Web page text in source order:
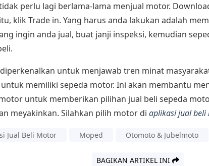
perlu lagi berlama-lama menjual motor.
klik Trade in. Yang harus anda lakukan adalah
ingin anda jual, buat janji inspeksi, kemudian
diperkenalkan untuk menjawab tren minat
memiliki sepeda motor. Ini akan membantu
untuk memberikan pilihan jual beli sepeda
meyakinkan. Silahkan pilih motor di aplikasi jual beli
Jual Beli Motor Moped Otomoto & Jubelmoto
BAGIKAN ARTIKEL INI